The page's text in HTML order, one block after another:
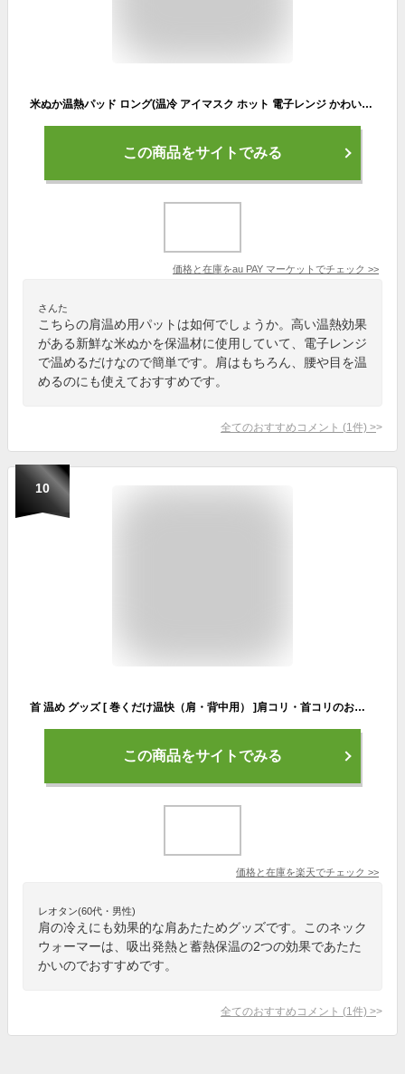
米ぬか温熱パッド ロング(温冷 アイマスク ホット 電子レンジ かわいい 肩 温める グッズ 目 首 温め 生理痛 お腹 夏)
この商品をサイトでみる
価格と在庫をau PAY マーケット でチェック >>
さんた
こちらの肩温め用パットは如何でしょうか。高い温熱効果
がある新鮮な米ぬかを保温材に使用していて、電子レンジ
で温めるだけなので簡単です。肩はもちろん、腰や目を温
めるのにも使えておすすめです。
全てのおすすめコメント (1 件) >
10
首 温め グッズ [ 巻くだけ温快（肩・背中用） ]肩コリ・首コリのお悩みの方 温感のツボを温めて冷え知らずの首こり 肩こり 解消グッズです 首元 温める 首 肩 コリ 予防 対策 首こり 肩こり 解消グッズ メイダイ 冷え性対策ネックウォーマー 肩こり 対策【あす楽】
この商品をサイトでみる
価格と在庫を楽天でチェック >>
レオタン(60代・男性)
肩の冷えにも効果的な肩あたためグッズです。このネック
ウォーマーは、吸出発熱と蓄熱保温の2つの効果であたた
かいのでおすすめです。
全てのおすすめコメント (1 件) >